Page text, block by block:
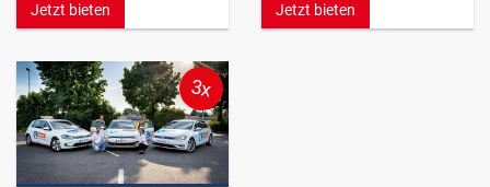
Jetzt bieten Jetzt bieten
3x